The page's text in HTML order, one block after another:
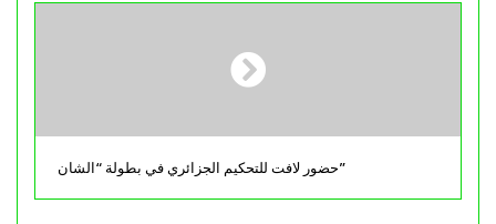
حضور لافت للتحكيم الجزائري في بطولة “الشان”